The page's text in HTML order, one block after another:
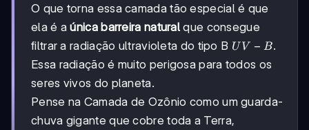
O que torna essa camada tão especial é que
ela é aúnica barreira natural que consegue
filtrar a radiação ultravioleta do tipo B UV-
B
U V − B.
Essa radiação é muito perigosa para todos os
seres vivos do planeta.
Pense na Camada de Ozônio como um guarda-
chuva gigante que cobre toda a Terra,